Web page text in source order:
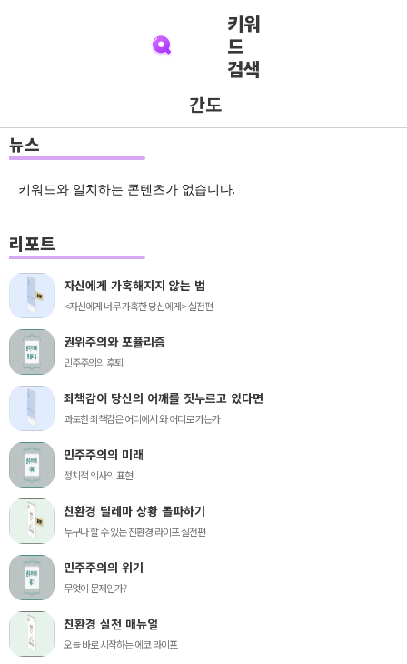
키워
드
검색
간도
뉴스
키워드와 일치하는 콘텐츠가 없습니다.
리포트
자신에게 가혹해지지 않는 법
<자신에게 너무 가혹한 당신에게> 실전편
권위주의와 포퓰리즘
민주주의의 후퇴
죄책감이 당신의 어깨를 짓누르고 있다면
과도한 죄책감은 어디에서 와 어디로 가는가
민주주의의 미래
정치적 의사의 표현
친환경 딜레마 상황 돌파하기
누구나 할 수 있는 친환경 라이프 실전편
민주주의의 위기
무엇이 문제인가?
친환경 실천 매뉴얼
오늘 바로 시작하는 에코 라이프